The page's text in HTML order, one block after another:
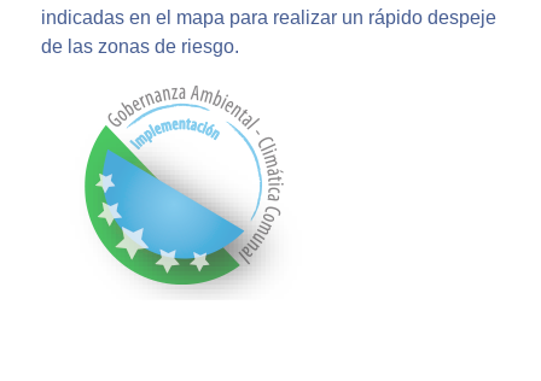
indicadas en el mapa para realizar un rápido despeje
de las zonas de riesgo.